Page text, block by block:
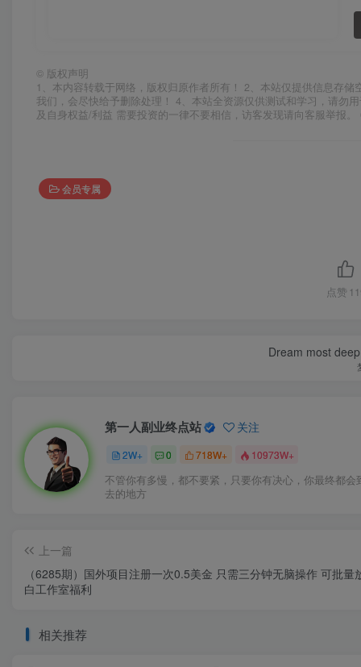
© 版权声明
1、本内容转载于网络，版权归原作者所有！ 2、本站仅提供信息存
我们，会尽快给予删除处理！ 4、本站全资源仅供测试和学习，请勿
及自身权益/利益 需要投资的一律不要相信，访客发现请向客服举报
会员专属
点赞
Dream most
第一人副业终点站 关注
2W+ 0 718W+ 10973W+
不管你有多慢，都不要紧，只要你有决心，你最终都会
去的地方
上一篇
（6285期）国外项目注册一次0.5美金 只需三分钟无脑操作 可批量
白工作室福利
相关推荐